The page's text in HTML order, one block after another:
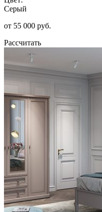
Серый
от 55 000 руб.
Рассчитать